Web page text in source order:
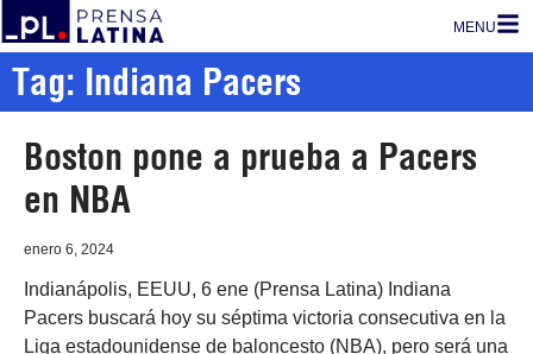
MENU
Tag: Indiana Pacers
Boston pone a prueba a Pacers
en NBA
enero 6, 2024
Indianápolis, EEUU, 6 ene (Prensa Latina) Indiana
Pacers buscará hoy su séptima victoria consecutiva en la
Liga estadounidense de baloncesto (NBA), pero será una